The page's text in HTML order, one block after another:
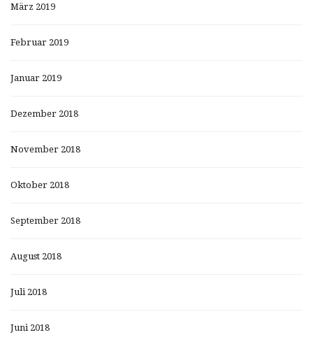
März 2019
Februar 2019
Januar 2019
Dezember 2018
November 2018
Oktober 2018
September 2018
August 2018
Juli 2018
Juni 2018